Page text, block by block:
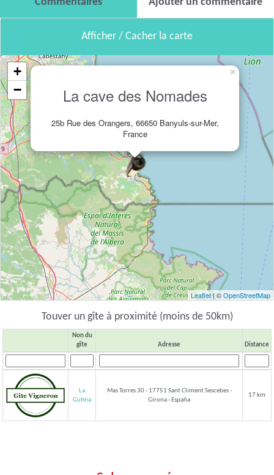
Afficher / Cacher la carte
La cave des Nomades
25b Rue des Orangers, 66650 Banyuls-sur-Mer,
France
×
+
−
Leaflet| ©OpenStreetMap
Touver un gîte à proximité (moins de 50km)
Non du
gîte
Adresse Distance
La
Gutina
Mas Torres 30 - 17751 Sant Climent Sescebes -
Girona - España
17 km